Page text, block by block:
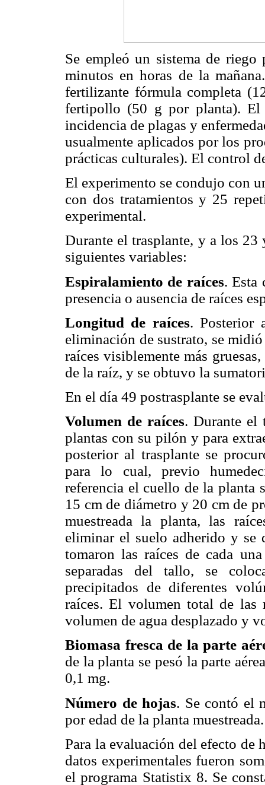
Se empleó un sistema de
minutos en horas de la
fertilizante fórmula completa
fertipollo (50 g por planta). El
incidencia de plagas y
usualmente aplicados por los
prácticas culturales). El control
El experimento se condujo con
con dos tratamientos y 25
experimental.
Durante el trasplante, y a los 23
siguientes variables:
Espiralamiento de raíces. Esta
presencia o ausencia de raíces
Longitud de raíces. Posterior
eliminación de sustrato, se
raíces visiblemente más
de la raíz, y se obtuvo la
En el día 49 postrasplante se
Volumen de raíces. Durante el
plantas con su pilón y para
posterior al trasplante se
para lo cual, previo
referencia el cuello de la planta
15 cm de diámetro y 20 cm de
muestreada la planta, las
eliminar el suelo adherido y se
tomaron las raíces de cada
separadas del tallo, se
precipitados de diferentes
raíces. El volumen total de las
volumen de agua desplazado y
Biomasa fresca de la parte
de la planta se pesó la parte
0,1 mg.
Número de hojas. Se contó el
por edad de la planta muestreada.
Para la evaluación del efecto de
datos experimentales fueron
el programa Statistix 8. Se